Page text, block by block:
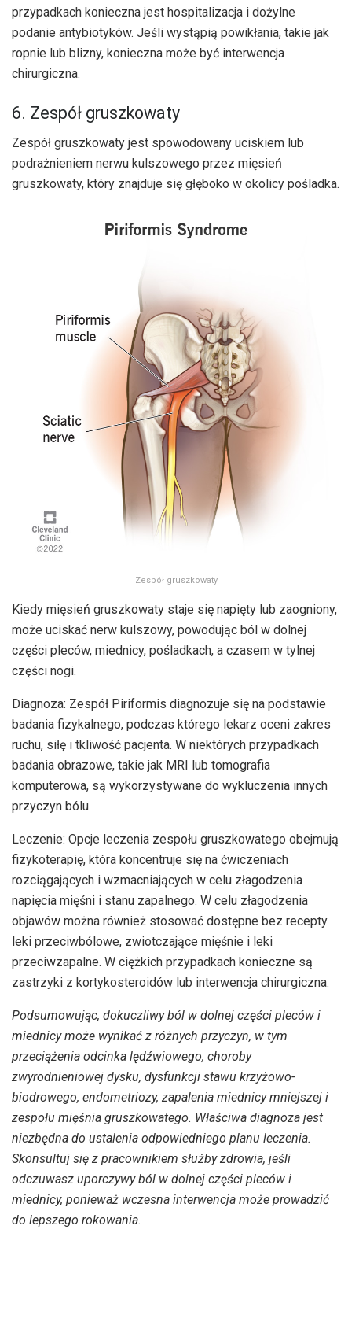
przypadkach konieczna jest hospitalizacja i dożylne
podanie antybiotyków. Jeśli wystąpią powikłania, takie jak
ropnie lub blizny, konieczna może być interwencja
chirurgiczna.
6. Zespół gruszkowaty
Zespół gruszkowaty jest spowodowany uciskiem lub
podrażnieniem nerwu kulszowego przez mięsień
gruszkowaty, który znajduje się głęboko w okolicy pośladka.
Zespół gruszkowaty
Kiedy mięsień gruszkowaty staje się napięty lub zaogniony,
może uciskać nerw kulszowy, powodując ból w dolnej
części pleców, miednicy, pośladkach, a czasem w tylnej
części nogi.
Diagnoza: Zespół Piriformis diagnozuje się na podstawie
badania fizykalnego, podczas którego lekarz oceni zakres
ruchu, siłę i tkliwość pacjenta. W niektórych przypadkach
badania obrazowe, takie jak MRI lub tomografia
komputerowa, są wykorzystywane do wykluczenia innych
przyczyn bólu.
Leczenie: Opcje leczenia zespołu gruszkowatego obejmują
fizykoterapię, która koncentruje się na ćwiczeniach
rozciągających i wzmacniających w celu złagodzenia
napięcia mięśni i stanu zapalnego. W celu złagodzenia
objawów można również stosować dostępne bez recepty
leki przeciwbólowe, zwiotczające mięśnie i leki
przeciwzapalne. W ciężkich przypadkach konieczne są
zastrzyki z kortykosteroidów lub interwencja chirurgiczna.
Podsumowując, dokuczliwy ból w dolnej części pleców i
miednicy może wynikać z różnych przyczyn, w tym
przeciążenia odcinka lędźwiowego, choroby
zwyrodnieniowej dysku, dysfunkcji stawu krzyżowo-
biodrowego, endometriozy, zapalenia miednicy mniejszej i
zespołu mięśnia gruszkowatego. Właściwa diagnoza jest
niezbędna do ustalenia odpowiedniego planu leczenia.
Skonsultuj się z pracownikiem służby zdrowia, jeśli
odczuwasz uporczywy ból w dolnej części pleców i
miednicy, ponieważ wczesna interwencja może prowadzić
do lepszego rokowania.